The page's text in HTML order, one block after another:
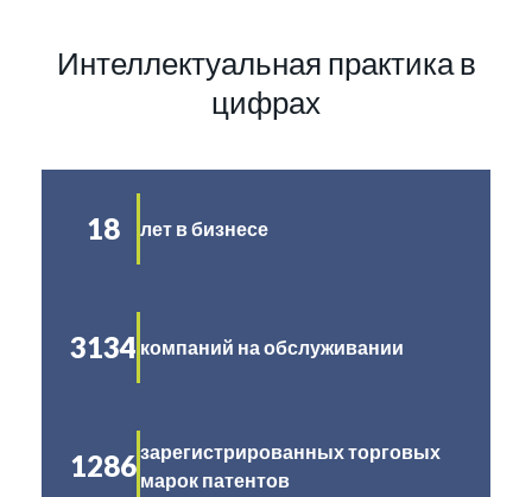
Интеллектуальная практика в
цифрах
18 лет в бизнесе
3134 компаний на обслуживании
1286зарегистрированных торговых
марок патентов